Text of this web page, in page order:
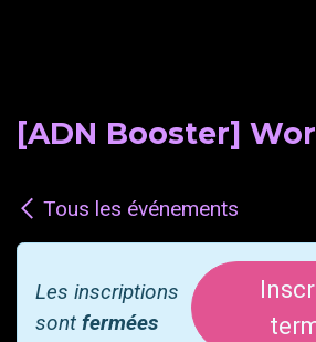
[ADN Booster]
Tous les événements
Les inscriptions
sont fermées